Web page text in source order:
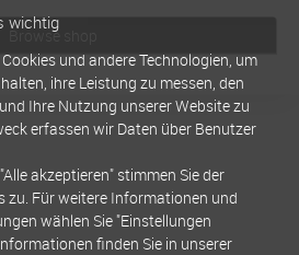
Browse shop
wichtig
und andere Technologien, um
ihre Leistung zu messen, den
Ihre Nutzung unserer Website zu
erfassen wir Daten über Benutzer
akzeptieren" stimmen Sie der
zu. Für weitere Informationen und
wählen Sie "Einstellungen
finden Sie in unserer